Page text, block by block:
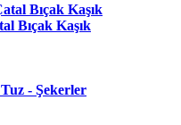
Bıçak Kaşık
Bıçak Kaşık
- Şekerler